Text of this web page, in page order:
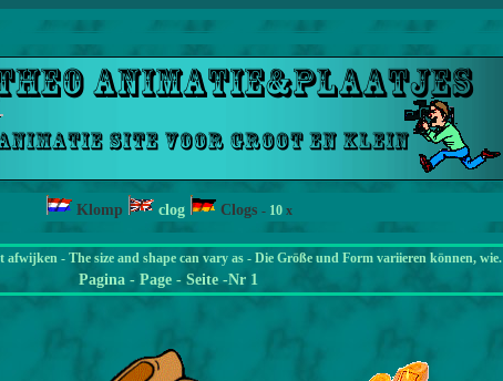
Klomp clog Clogs - 10 x
afwijken - The size and shape can vary as - Die Größe und Form variieren können, wie.
Pagina - Page - Seite -Nr 1